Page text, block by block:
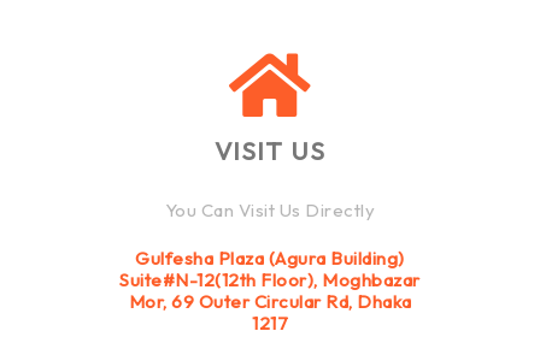
VISIT US
You Can Visit Us Directly
Gulfesha Plaza (Agura Building)
Suite#N-12(12th Floor), Moghbazar
Mor, 69 Outer Circular Rd, Dhaka
1217